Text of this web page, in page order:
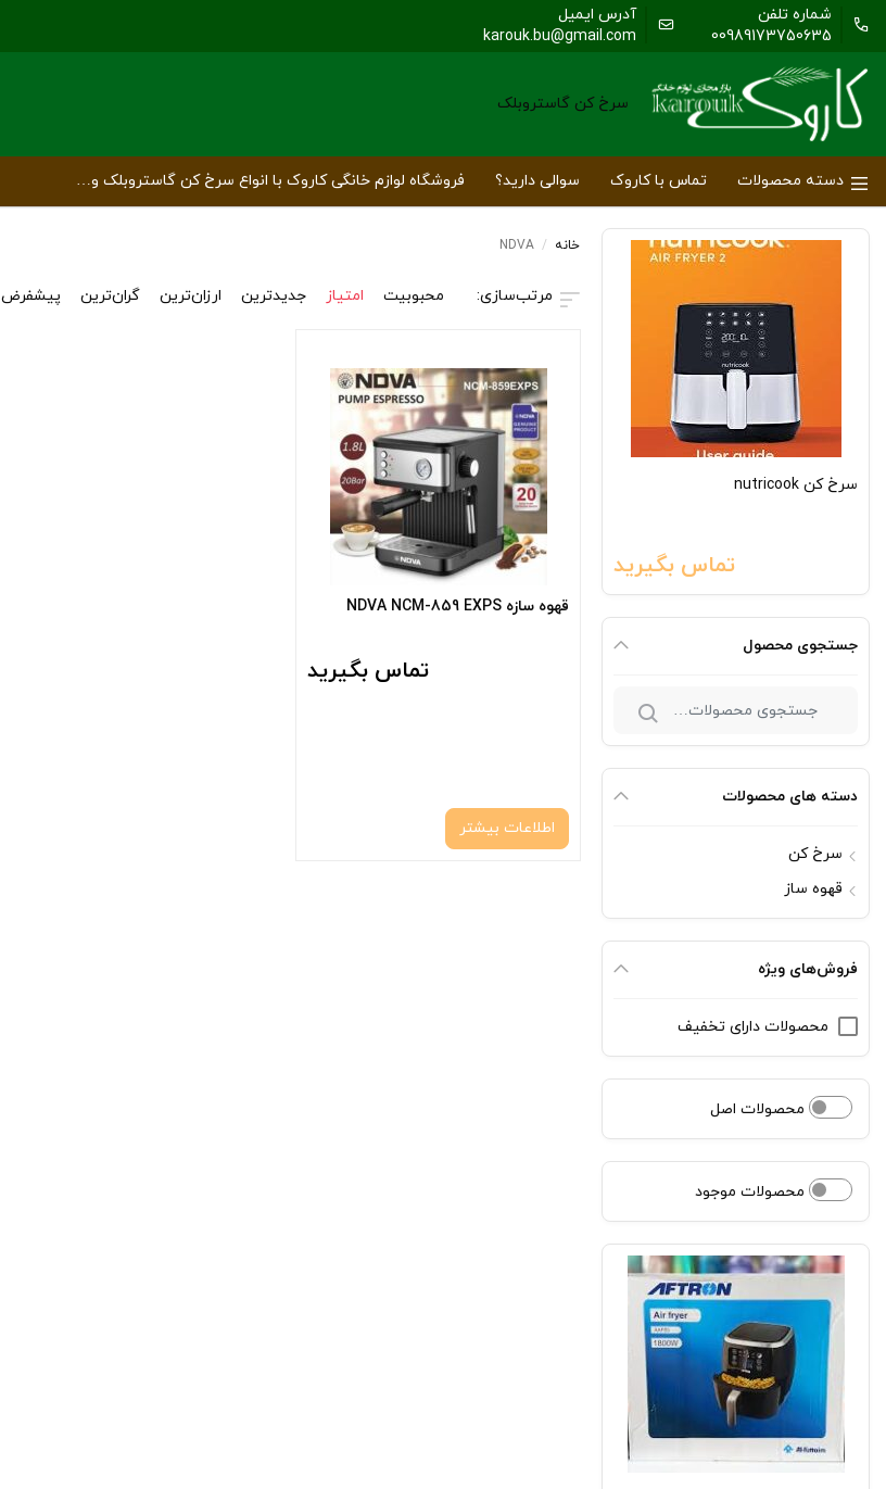
شماره تلفن
00989173750635
آدرس ایمیل
karouk.bu@gmail.com
سرخ کن گاستروبلک
دسته محصولات تماس با کاروک سوالی دارید؟ فروشگاه لوازم خانگی کاروک با انواع سرخ کن گاستروبلک و…
سرخ کن nutricook
تماس بگیرید
جستجوی محصول
دسته های محصولات
سرخ کن
قهوه ساز
فروش‌های ویژه
محصولات دارای تخفیف
محصولات اصل
محصولات موجود
خانه /
NDVA
محبوبیت امتیاز جدیدترین ارزان‌ترین گران‌ترین پیشفرض
قهوه سازه NDVA NCM-859 EXPS
تماس بگیرید
اطلاعات بیشتر